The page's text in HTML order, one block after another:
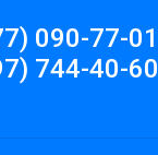
090-77-01
744-40-60